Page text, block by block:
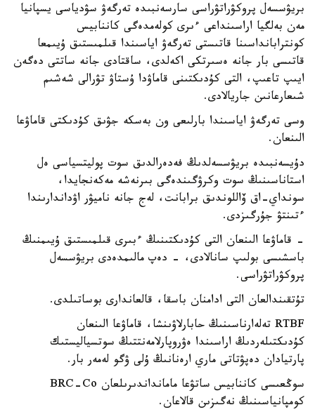
بريۋسسەل پروكۋراتۋراسى سارسەنبىدە تەرگەۋ سۋدياسى يسپانيا
مەن بەلگيا اراسىنداعى ءىرى كولەمدەگى كاننابيس
كونترابانداسىنا قاتىستى تەرگەۋ اياسىندا قىلمىستىق ۇيىمعا
قاتىسى بار جانە ەسىرتكى اكەلدى، ساقتادى جانە ساتتى دەگەن
ايىپ تاعىپ، التى كۇدىكتىنى قاماۋدا ۇستاۋ تۋرالى شەشىم
شىعارعانىن جاريالادى.
وسى تەرگەۋ اياسىندا بارلىعى ون بەسكە جۋىق كۇدىكتى قاماۋعا
الىنعان.
دۇيسەنبىدە بريۋسسەلدىڭ فەدەرالدىق سوت پوليتسياسى ەل
استاناسىنىڭ سوت وكرۋگىندەگى بىرنەشە مەكەنجايدا،
سونداي-اق ۆاللوندىق برابانت، لەج جانە ناميۋر اۋداندارىندا
ءتىنتۋ جۇرگىزدى.
- قاماۋعا الىنعان التى كۇدىكتىنىڭ ءبىرى قىلمىستىق ۇيىمنىڭ
باسشىسى بولىپ سانالادى، - دەپ مالىمدەدى بريۋسسەل
پروكۋراتۋراسى.
تۇتقىندالعان التى ادامنان باسقا، قالعاندارى بوساتىلدى.
RTBF تەلەارناسىنىڭ حابارلاۋىنشا، قاماۋعا الىنعان
كۇدىكتىلەردىڭ اراسىندا ەۋروپارلامەنتتىڭ سوتسياليستىك
پارتيادان دەپۋتاتى ماري ارەنانىڭ ۇلى ۋگو لەمەر بار.
سوڭعىسى كاننابيس ساتۋعا مامانداندىرىلعان BRC-Co
كومپانياسىنىڭ نەگىزىن قالاعان.